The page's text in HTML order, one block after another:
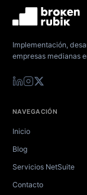
Implementación,
empresas medianas
NAVEGACIÓN
Inicio
Blog
Servicios NetSuite
Contacto